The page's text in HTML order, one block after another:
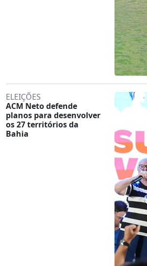
ELEIÇÕES
ACM Neto defende
planos para desenvolver
os 27 territórios da
Bahia